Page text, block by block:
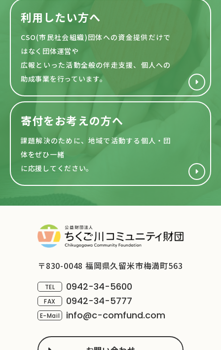
利用したい方へ
CSO(市民社会組織)団体への資金提供だけで
はなく団体運営や
広報といった活動全般の伴走支援、個人への
助成事業を行っています。
寄付をお考えの方へ
課題解決のために、地域で活動する 個人・団
体をぜひ一緒
に応援してください。
〒830-0048 福岡県久留米市梅満町563
TEL 0942-34-5600
FAX 0942-34-5777
E-Mail info@c-comfund.com